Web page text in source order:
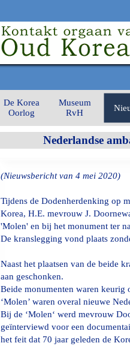
De Korea
Oorlog
Museum
RvH
Nederlandse
(Nieuwsbericht van 4 mei 2020)
Tijdens de Dodenherdenking op
Korea, H.E. mevrouw J.
'Molen' en bij het monument ter
De kranslegging vond plaats
Naast het plaatsen van de beide
aan geschonken.
Beide monumenten waren keurig
‘Molen’ waren overal nieuwe
Bij de ‘Molen‘ werd mevrouw
geïnterviewd voor een
het feit dat 70 jaar geleden de